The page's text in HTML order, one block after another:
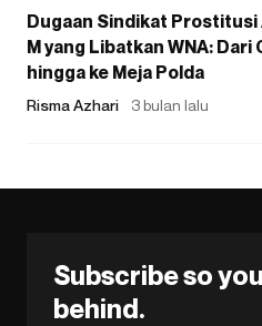
Dugaan Sindikat Prostitusi
M yang Libatkan WNA: Dari
hingga ke Meja Polda
Risma Azhari 3 bulan lalu
Subscribe so
behind.